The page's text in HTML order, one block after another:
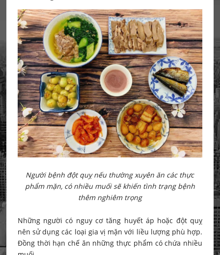
Người bệnh đột quỵ nếu thường xuyên ăn các thực
phẩm mặn, có nhiều muối sẽ khiến tình trạng bệnh
thêm nghiêm trọng
Những người có nguy cơ tăng huyết áp hoặc đột quỵ
nên sử dụng các loại gia vị mặn với liều lượng phù hợp.
Đồng thời hạn chế ăn những thực phẩm có chứa nhiều